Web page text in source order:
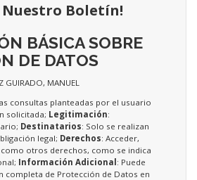
Nuestro Boletín!
BÁSICA SOBRE
DE DATOS
GUIRADO, MANUEL
consultas planteadas por el usuario
solicitada; Legitimación:
Destinatarios: Solo se realizan
legal; Derechos: Acceder,
otros derechos, como se indica
Información Adicional : Puede
completa de Protección de Datos en